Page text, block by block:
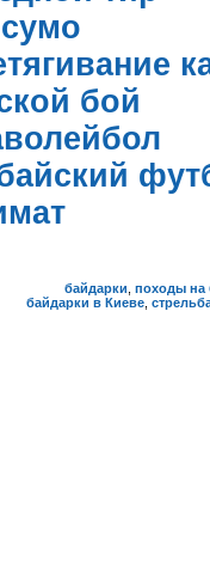
бой
байдарки походы на
байдарки в Киеве,